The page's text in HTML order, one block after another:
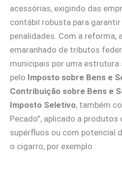
acessórias, exigindo das
contábil robusta para
penalidades. Com a reforma,
emaranhado de tributos
municipais por uma
pelo Imposto sobre Bens e
Contribuição sobre Bens e
Imposto Seletivo, também
Pecado”, aplicado a
supérfluos ou com potencial
o cigarro, por exemplo.